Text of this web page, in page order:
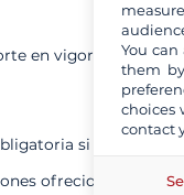
en vigor
si contrata
ofrecidas están
You
them
choices
contact